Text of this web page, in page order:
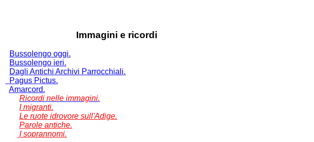
Immagini e ricordi
Bussolengo oggi.
Bussolengo ieri.
Dagli Antichi Archivi Parrocchiali.
Pagus Pictus.
Amarcord.
Ricordi nelle immagini.
I migranti.
Le ruote idrovore sull'Adige.
Parole antiche.
I soprannomi.